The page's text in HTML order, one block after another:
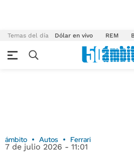
Temas del día Dólar en vivo REM
ámbito Autos Ferrari
7 de julio 2026 - 11:01